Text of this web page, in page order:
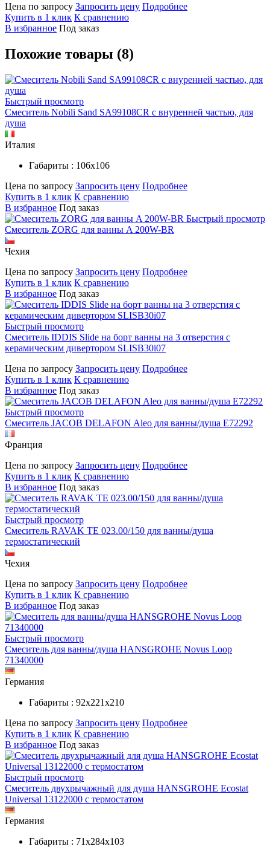
Цена по запросу Запросить цену Подробнее
Купить в 1 клик К сравнению
В избранное Под заказ
Похожие товары (8)
Быстрый просмотр
Смеситель Nobili Sand SA99108CR с внуренней частью, для
душа
Италия
Габариты : 106х106
Цена по запросу Запросить цену Подробнее
Купить в 1 клик К сравнению
В избранное Под заказ
Быстрый просмотр
Смеситель ZORG для ванны A 200W-BR
Чехия
Цена по запросу Запросить цену Подробнее
Купить в 1 клик К сравнению
В избранное Под заказ
Быстрый просмотр
Смеситель IDDIS Slide на борт ванны на 3 отверстия с
керамическим дивертором SLISB30i07
Цена по запросу Запросить цену Подробнее
Купить в 1 клик К сравнению
В избранное Под заказ
Быстрый просмотр
Смеситель JACOB DELAFON Aleo для ванны/душа E72292
Франция
Цена по запросу Запросить цену Подробнее
Купить в 1 клик К сравнению
В избранное Под заказ
Быстрый просмотр
Смеситель RAVAK TE 023.00/150 для ванны/душа
термостатический
Чехия
Цена по запросу Запросить цену Подробнее
Купить в 1 клик К сравнению
В избранное Под заказ
Быстрый просмотр
Смеситель для ванны/душа HANSGROHE Novus Loop
71340000
Германия
Габариты : 92х221х210
Цена по запросу Запросить цену Подробнее
Купить в 1 клик К сравнению
В избранное Под заказ
Быстрый просмотр
Смеситель двухрычажный для душа HANSGROHE Ecostat
Universal 13122000 с термостатом
Германия
Габариты : 71х284х103